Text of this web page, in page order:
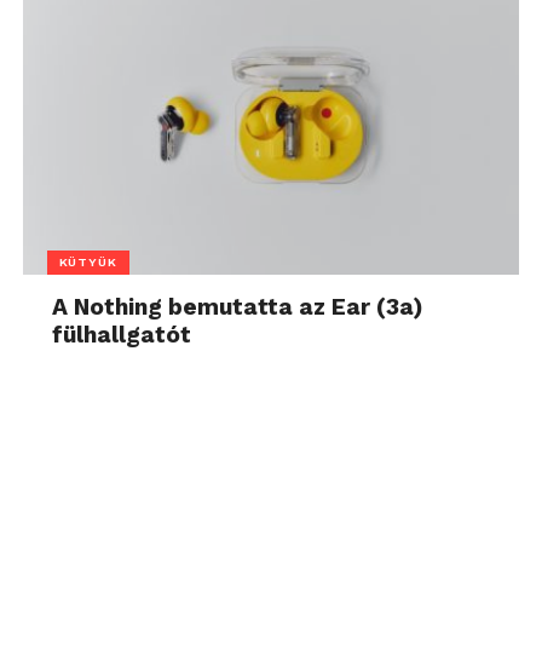
KÜTYÜK
A Nothing bemutatta az Ear (3a)
fülhallgatót